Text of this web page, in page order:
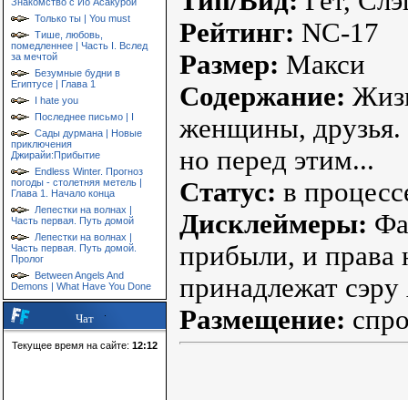
Только ты | You must
Тише, любовь,
помедленнее | Часть I. Вслед
за мечтой
Безумные будни в
Египтусе | Глава 1
I hate you
Последнее письмо | I
Сады дурмана | Новые
приключения
Джирайи:Прибытие
Endless Winter. Прогноз
погоды - столетняя метель |
Глава 1. Начало конца
Лепестки на волнах |
Часть первая. Путь домой
Лепестки на волнах |
Часть первая. Путь домой.
Пролог
Between Angels And
Demons | What Have You Done
Чат
Текущее время на сайте: 12:12
Рейтинг: NC-17
Размер: Макси
Содержание:
женщины, друзья.
но перед этим...
Статус: в
Дисклеймеры:
прибыли, и права
принадлежат
Размещение: